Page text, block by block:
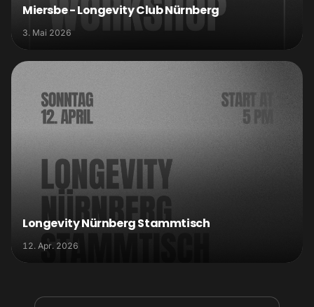
Miersbe - Longevity Club Nürnberg
3. Mai 2026
Longevity Nürnberg Stammtisch
12. Apr. 2026